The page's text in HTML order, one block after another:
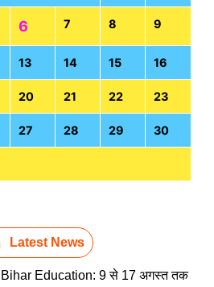
6 7 8 9
13 14 15 16
20 21 22 23
27 28 29 30
Latest News
Bihar Education: 9 से 17 अगस्त तक